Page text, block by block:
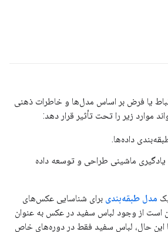
یا فرض بر اساس مدل‌ها و خاطرات ذهنی
موارد زیر را تحت تأثیر قرار دهد:
داده‌ها.
ماشینی طراحی و توسعه داده
مدل طبقه‌بندی برای شناسایی عکس‌های
از وجود لباس سفید در عکس به عنوان
این حال، لباس سفید فقط در دوره‌های خاص